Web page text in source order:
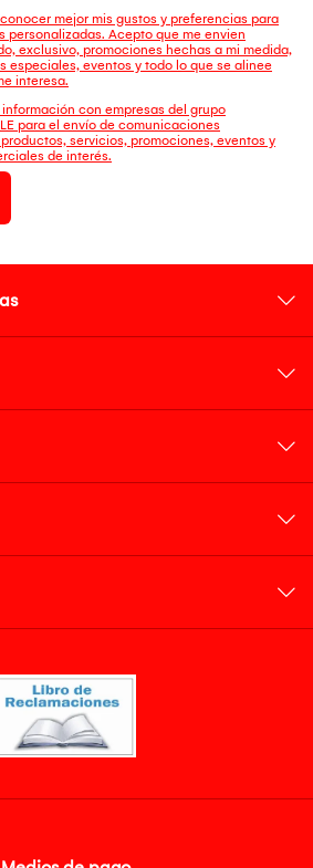
mejor mis gustos y preferencias para
personalizadas. Acepto que me envien
exclusivo, promociones hechas a mi medida,
especiales, eventos y todo lo que se alinee
interesa.
con empresas del grupo
para el envío de comunicaciones
servicios, promociones, eventos y
de interés.